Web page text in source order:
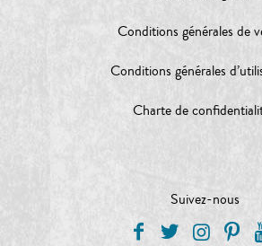
Conditions générales de
Conditions générales
Charte de
Suivez-nous